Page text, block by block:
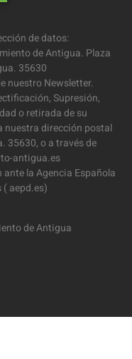
de datos:
de Antigua. Plaza
35630
nuestro Newsletter.
Supresión,
o retirada de su
nuestra dirección postal
35630, o a través de
antigua.es
la Agencia Española
aepd.es)
de Antigua